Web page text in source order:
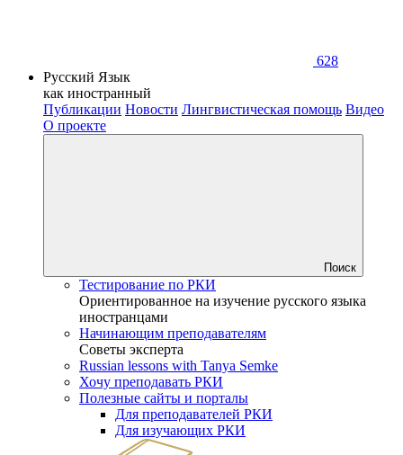
628
Русский Язык
как иностранный
Публикации Новости Лингвистическая помощь Видео
О проекте
Поиск
Тестирование по РКИ
Ориентированное на изучение русского языка
иностранцами
Начинающим преподавателям
Советы эксперта
Russian lessons with Tanya Semke
Хочу преподавать РКИ
Полезные сайты и порталы
Для преподавателей РКИ
Для изучающих РКИ